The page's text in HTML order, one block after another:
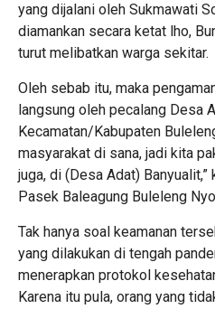
yang dijalani oleh Sukmawati
diamankan secara ketat lho,
turut melibatkan warga sekitar.
Oleh sebab itu, maka
langsung oleh pecalang Desa
Kecamatan/Kabupaten
masyarakat di sana, jadi kita
juga, di (Desa Adat)
Pasek Baleagung Buleleng
Tak hanya soal keamanan
yang dilakukan di tengah
menerapkan protokol
Karena itu pula, orang yang